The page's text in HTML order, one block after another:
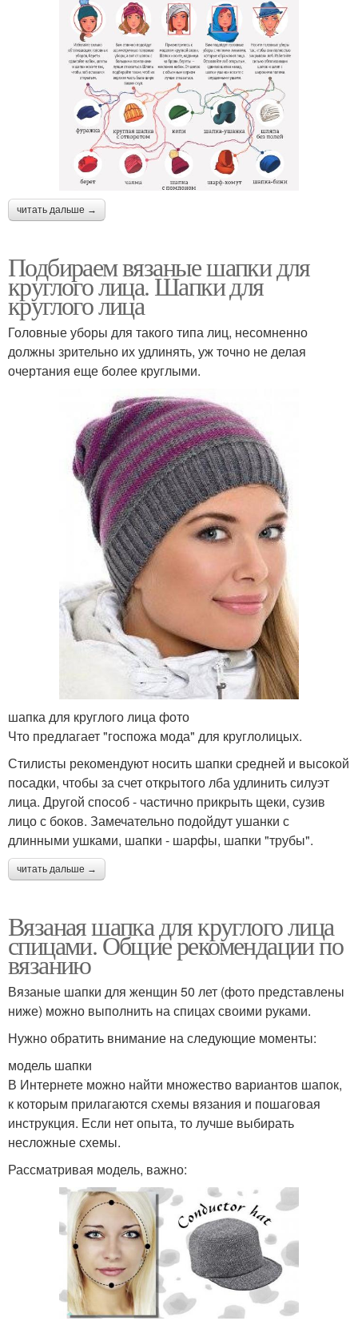
читать дальше →
Подбираем вязаные шапки для
круглого лица. Шапки для
круглого лица
Головные уборы для такого типа лиц, несомненно
должны зрительно их удлинять, уж точно не делая
очертания еще более круглыми.
шапка для круглого лица фото
Что предлагает "госпожа мода" для круглолицых.
Стилисты рекомендуют носить шапки средней и высокой
посадки, чтобы за счет открытого лба удлинить силуэт
лица. Другой способ - частично прикрыть щеки, сузив
лицо с боков. Замечательно подойдут ушанки с
длинными ушками, шапки - шарфы, шапки "трубы".
читать дальше →
Вязаная шапка для круглого лица
спицами. Общие рекомендации по
вязанию
Вязаные шапки для женщин 50 лет (фото представлены
ниже) можно выполнить на спицах своими руками.
Нужно обратить внимание на следующие моменты:
модель шапки
В Интернете можно найти множество вариантов шапок,
к которым прилагаются схемы вязания и пошаговая
инструкция. Если нет опыта, то лучше выбирать
несложные схемы.
Рассматривая модель, важно: